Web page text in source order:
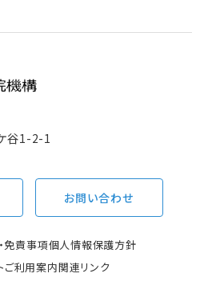
谷1-2-1
お問い合わせ
免責事項個人情報保護方針
ご利用案内関連リンク